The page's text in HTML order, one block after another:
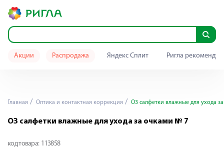
Акции Распродажа Яндекс Сплит Ригла
Главная Оптика и контактная коррекция О3 салфетки влажные для ухода
О3 салфетки влажные для ухода за очками № 7
код товара: 113858